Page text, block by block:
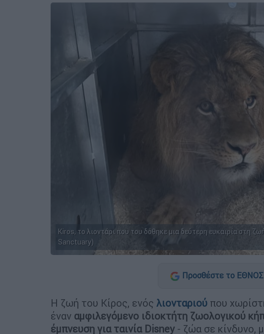
Kiros, το λιοντάρι που του δόθηκε μια δεύτερη ευκαιρία στη
Sanctuary)
Προσθέστε το ΕΘΝΟΣ
Η ζωή του Κίρος, ενός λιονταριού που
έναν αμφιλεγόμενο ιδιοκτήτη ζωολογικού
έμπνευση για ταινία Disney - ζώα σε κίνδυνο,